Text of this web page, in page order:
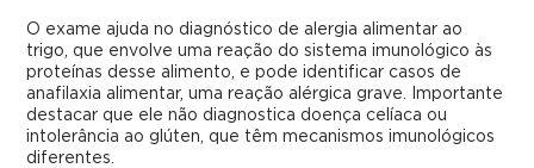
O exame ajuda no diagnóstico de alergia alimentar ao
trigo, que envolve uma reação do sistema imunológico às
proteínas desse alimento, e pode identificar casos de
anafilaxia alimentar, uma reação alérgica grave. Importante
destacar que ele não diagnostica doença celíaca ou
intolerância ao glúten, que têm mecanismos imunológicos
diferentes.